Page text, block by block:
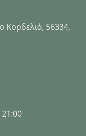
Κορδελιό, 56334,